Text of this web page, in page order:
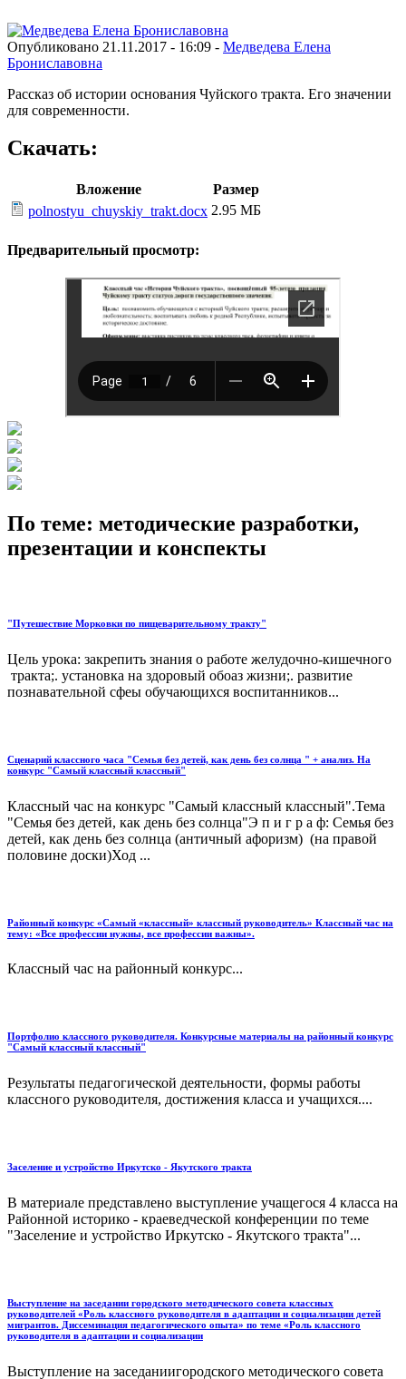
Опубликовано 21.11.2017 - 16:09 - Медведева Елена
Брониславовна
Рассказ об истории основания Чуйского тракта. Его значении
для современности.
Скачать:
Вложение
Размер
polnostyu_chuyskiy_trakt.docx 2.95 МБ
Предварительный просмотр:
По теме: методические разработки,
презентации и конспекты
"Путешествие Морковки по пищеварительному тракту"
Цель урока: закрепить знания о работе желудочно-кишечного
тракта;. установка на здоровый обоаз жизни;. развитие
познавательной сфеы обучающихся воспитанников...
Сценарий классного часа "Семья без детей, как день без солнца " + анализ. На
конкурс "Самый классный классный"
Классный час на конкурс "Самый классный классный".Тема
"Семья без детей, как день без солнца"Э п и г р а ф: Семья без
детей, как день без солнца (античный афоризм) (на правой
половине доски)Ход ...
Районный конкурс «Самый «классный» классный руководитель» Классный час на
тему: «Все профессии нужны, все профессии важны».
Классный час на районный конкурс...
Портфолио классного руководителя. Конкурсные материалы на районный конкурс
"Самый классный классный"
Результаты педагогической деятельности, формы работы
классного руководителя, достижения класса и учащихся....
Заселение и устройство Иркутско - Якутского тракта
В материале представлено выступление учащегося 4 класса на
Районной историко - краеведческой конференции по теме
"Заселение и устройство Иркутско - Якутского тракта"...
Выступление на заседании городского методического совета классных
руководителей «Роль классного руководителя в адаптации и социализации детей
мигрантов. Диссеминация педагогического опыта» по теме «Роль классного
руководителя в адаптации и социализации
Выступление на заседаниигородского методического совета